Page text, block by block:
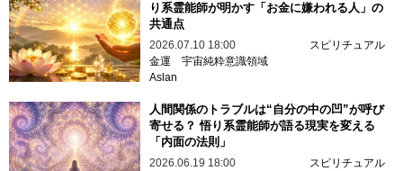
り系霊能師が明かす「お金に嫌われる人」の
共通点
2026.07.10 18:00
スピリチュアル
金運 宇宙純粋意識領域
Aslan
人間関係のトラブルは“自分の中の凹”が呼び
寄せる？ 悟り系霊能師が語る現実を変える
「内面の法則」
2026.06.19 18:00
スピリチュアル